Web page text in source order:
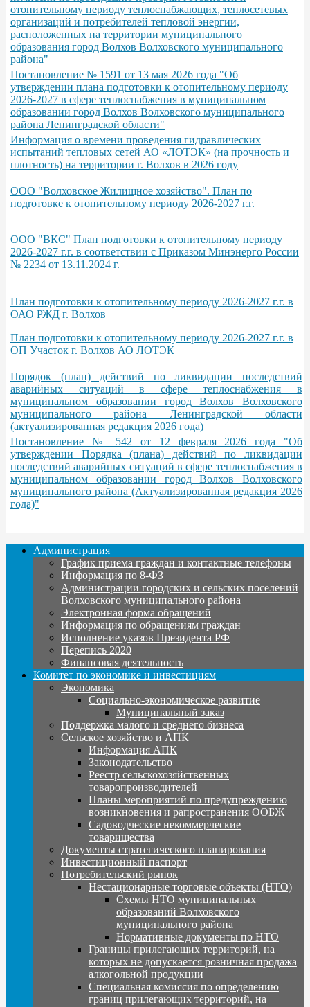
отопительному периоду теплоснабжающих, теплосетевых
организаций и потребителей тепловой энергии,
расположенных на территории муниципального
образования город Волхов Волховского муниципального
района"
Постановление № 1591 от 13 мая 2026 года "Об
утверждении плана подготовки к отопительному периоду
2026-2027 в сфере теплоснабжения в муниципальном
образовании город Волхов Волховского муниципального
района Ленинградской области"
Информация о времени проведения гидравлических
испытаний тепловых сетей АО «ЛОТЭК» (на прочность и
плотность) на территории г. Волхов в 2026 году
ООО "Волховское Жилищное хозяйство". План по
подrотовке к отопительному периоду 2026-2027 г.г.
ООО "ВКС" План подготовки к отопительному периоду
2026-2027 г.г. в соответствии с Приказом Минэнерго России
№ 2234 от 13.11.2024 г.
План подготовки к отопительному периоду 2026-2027 г.г. в
ОАО РЖД г. Волхов
План подготовки к отопительному периоду 2026-2027 г.г. в
ОП Участок г. Волхов АО ЛОТЭК
Порядок (план) действий по ликвидации последствий
аварийных ситуаций в сфере теплоснабжения в
муниципальном образовании город Волхов Волховского
муниципального района Ленинградской области
(актуализированная редакция 2026 года)
Постановление № 542 от 12 февраля 2026 года "Об
утверждении Порядка (плана) действий по ликвидации
последствий аварийных ситуаций в сфере теплоснабжения в
муниципальном образовании город Волхов Волховского
муниципального района (Актуализированная редакция 2026
года)"
Администрация
График приема граждан и контактные телефоны
Информация по 8-ФЗ
Администрации городских и сельских поселений
Волховского муниципального района
Электронная форма обращений
Информация по обращениям граждан
Исполнение указов Президента РФ
Перепись 2020
Финансовая деятельность
Комитет по экономике и инвестициям
Экономика
Социально-экономическое развитие
Муниципальный заказ
Поддержка малого и среднего бизнеса
Сельское хозяйство и АПК
Информация АПК
Законодательство
Реестр сельскохозяйственных
товаропроизводителей
Планы мероприятий по предупреждению
возникновения и рапространения ООБЖ
Садоводческие некоммерческие
товарищества
Документы стратегического планирования
Инвестиционный паспорт
Потребительский рынок
Нестационарные торговые объекты (НТО)
Схемы НТО муниципальных
образований Волховского
муниципального района
Нормативные документы по НТО
Границы прилегающих территорий, на
которых не допускается розничная продажа
алкогольной продукции
Специальная комиссия по определению
границ прилегающих территорий, на